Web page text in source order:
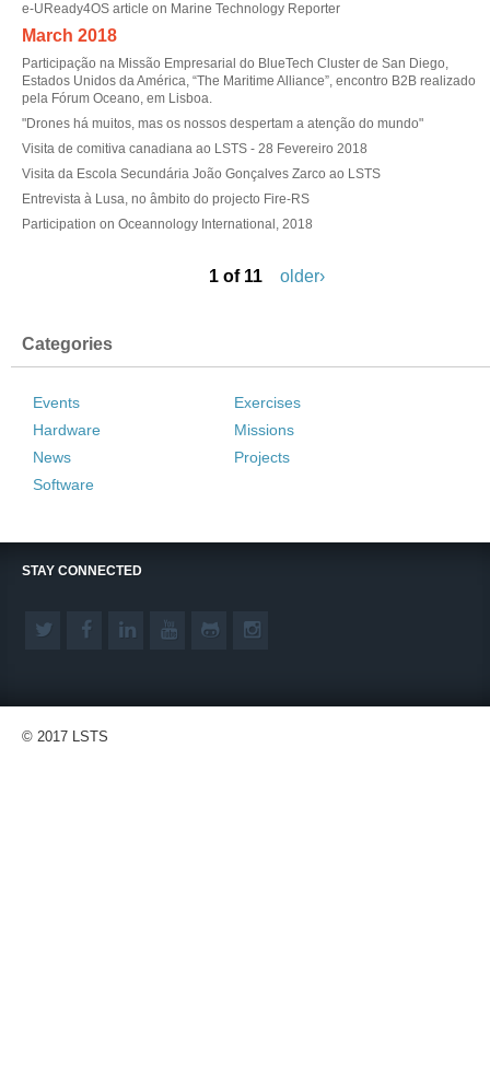
e-UReady4OS article on Marine Technology Reporter
March 2018
Participação na Missão Empresarial do BlueTech Cluster de San Diego,
Estados Unidos da América, “The Maritime Alliance”, encontro B2B realizado
pela Fórum Oceano, em Lisboa.
"Drones há muitos, mas os nossos despertam a atenção do mundo"
Visita de comitiva canadiana ao LSTS - 28 Fevereiro 2018
Visita da Escola Secundária João Gonçalves Zarco ao LSTS
Entrevista à Lusa, no âmbito do projecto Fire-RS
Participation on Oceannology International, 2018
1 of 11 older›
Categories
Events
Exercises
Hardware
Missions
News
Projects
Software
STAY CONNECTED
© 2017 LSTS